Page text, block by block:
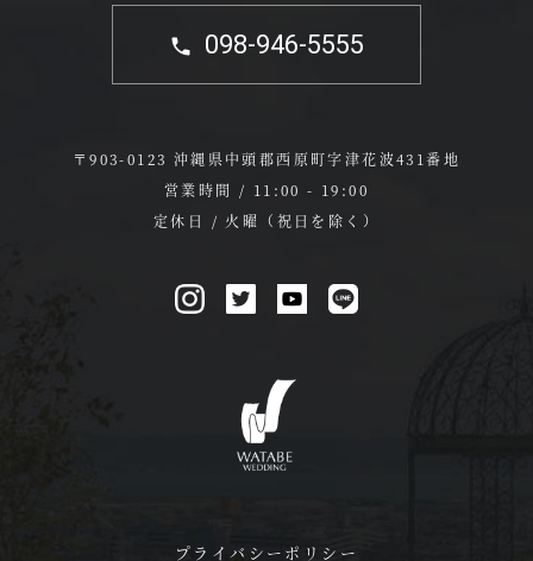
098-946-5555
〒903-0123 沖縄県中頭郡西原町字津花波431番地
営業時間 / 11:00 - 19:00
定休日 / 火曜（祝日を除く）
プライバシーポリシー